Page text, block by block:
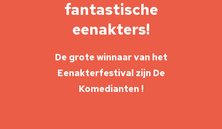
fantastische
eenakters!
De grote winnaar van het
Eenakterfestival zijn De
Komedianten !